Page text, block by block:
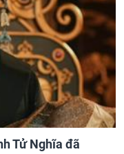
Tử Nghĩa đã